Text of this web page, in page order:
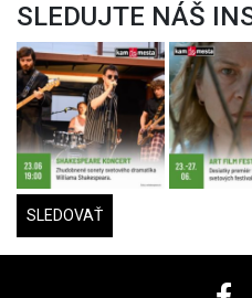
SLEDUJTE NÁŠ
SLEDOVAŤ